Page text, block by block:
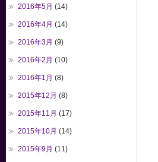
2016年5月 (14)
2016年4月 (14)
2016年3月 (9)
2016年2月 (10)
2016年1月 (8)
2015年12月 (8)
2015年11月 (17)
2015年10月 (14)
2015年9月 (11)